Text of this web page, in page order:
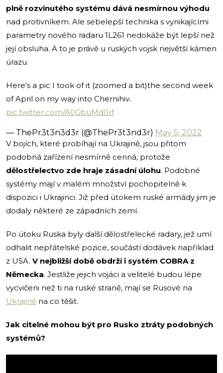
plně rozvinutého systému dává nesmírnou výhodu
nad protivníkem. Ale sebelepší technika s vynikajícími
parametry nového radaru 1L261 nedokáže být lepší než
její obsluha. A to je právě u ruských vojsk největší kámen
úrazu.
Here's a pic I took of it (zoomed a bit)the second week
of April on my way into Chernihiv..
pic.twitter.com/A0GbuMd0rf
— ThePr3t3n3d3r (@ThePr3t3nd3r) May 5, 2022
V bojích, které probíhají na Ukrajině, jsou přitom
podobná zařízení nesmírně cenná, protože
dělostřelectvo zde hraje zásadní úlohu. Podobné
systémy mají v malém množství pochopitelně k
dispozici i Ukrajinci. Již před útokem ruské armády jim je
dodaly některé ze západních zemí.
Po útoku Ruska byly další dělostřelecké radary, jež umí
odhalit nepřátelské pozice, součástí dodávek například
z USA. V nejbližší době obdrží i systém COBRA z
Německa. Jestliže jejich vojáci a velitelé budou lépe
vycvičeni než ti na ruské straně, mají se Rusové na
Ukrajině na co těšit.
Jak citelné mohou být pro Rusko ztráty podobných
systémů?